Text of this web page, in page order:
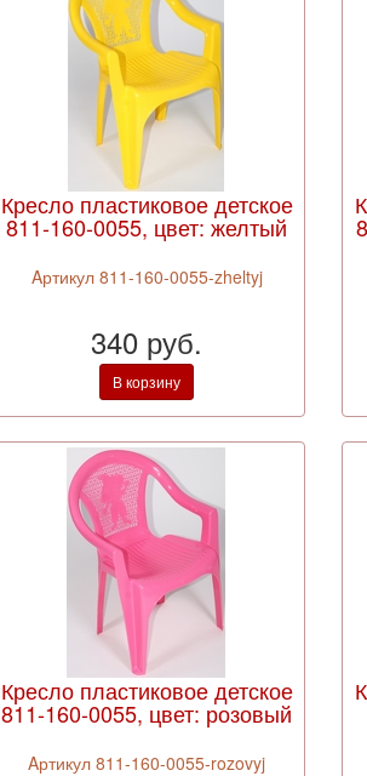
Кресло пластиковое детское
811-160-0055, цвет: желтый
Aртикул 811-160-0055-zheltyj
340 руб.
В корзину
Кресло пластиковое детское
811-160-0055, цвет: розовый
Aртикул 811-160-0055-rozovyj